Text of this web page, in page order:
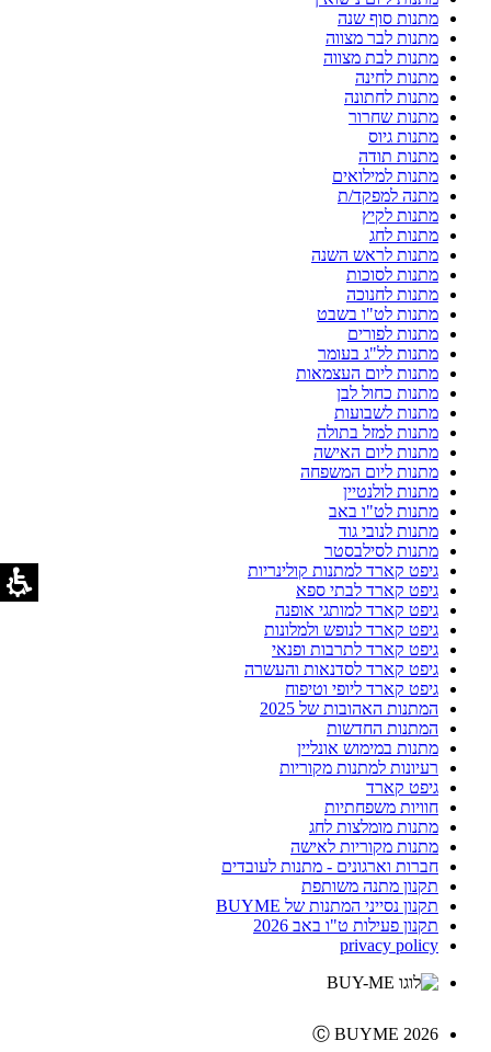
מתנות סוף שנה
מתנות לבר מצווה
מתנות לבת מצווה
מתנות לחינה
מתנות לחתונה
מתנות שחרור
מתנות גיוס
מתנות תודה
מתנות למילואים
מתנה למפקד/ת
מתנות לקיץ
מתנות לחג
מתנות לראש השנה
מתנות לסוכות
מתנות לחנוכה
מתנות לט"ו בשבט
מתנות לפורים
מתנות לל"ג בעומר
מתנות ליום העצמאות
מתנות כחול לבן
מתנות לשבועות
מתנות למזל בתולה
מתנות ליום האישה
מתנות ליום המשפחה
מתנות לולנטיין
מתנות לט"ו באב
מתנות לנובי גוד
מתנות לסילבסטר
גיפט קארד למתנות קולינריות
גיפט קארד לבתי ספא
גיפט קארד למותגי אופנה
גיפט קארד לנופש ולמלונות
גיפט קארד לתרבות ופנאי
גיפט קארד לסדנאות והעשרה
גיפט קארד ליופי וטיפוח
המתנות האהובות של 2025
המתנות החדשות
מתנות במימוש אונליין
רעיונות למתנות מקוריות
גיפט קארד
חוויות משפחתיות
מתנות מומלצות לחג
מתנות מקוריות לאישה
חברות וארגונים - מתנות לעובדים
תקנון מתנה משותפת
תקנון נסייני המתנות של BUYME
תקנון פעילות ט"ו באב 2026
privacy policy
Ⓒ BUYME 2026